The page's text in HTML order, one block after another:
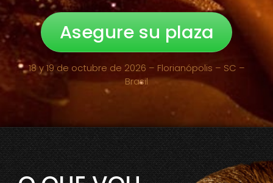
Asegure su plaza
18 y 19 de octubre de 2026 – Florianópolis – SC –
Brasil